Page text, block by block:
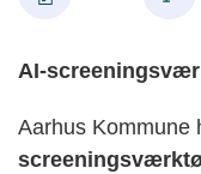
AI-
Aarhus Kommune